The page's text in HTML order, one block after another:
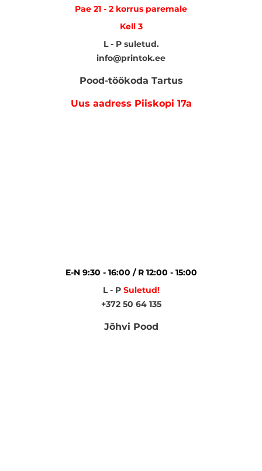
Pae 21 - 2 korrus paremale
Kell 3
L - P suletud.
info@printok.ee
Pood-töökoda Tartus
Uus aadress Piiskopi 17a
E-N 9:30 - 16:00 / R 12:00 - 15:00
L - P Suletud!
+372 50 64 135
Jõhvi Pood